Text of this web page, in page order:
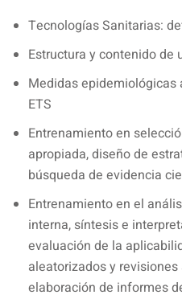
Tecnologías Sanitarias:
Estructura y contenido de
Medidas epidemiológicas
ETS
Entrenamiento en
apropiada, diseño de
búsqueda de evidencia
Entrenamiento en el
interna, síntesis e
evaluación de la
aleatorizados y
elaboración de informes